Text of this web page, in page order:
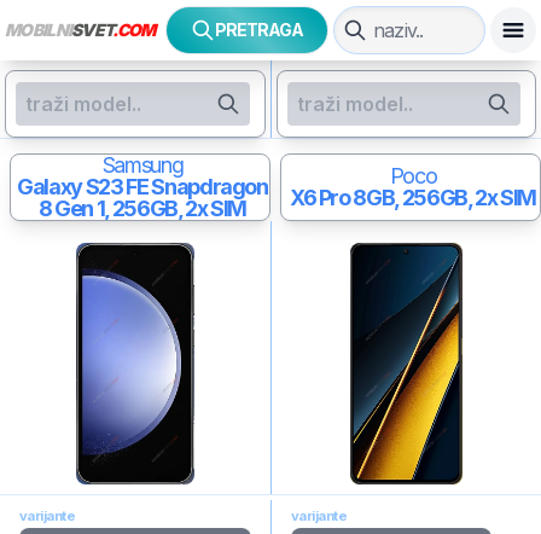
MOBILNISVET.COM PRETRAGA
Samsung
Galaxy S23 FESnapdragon
8 Gen 1, 256GB, 2x SIM
Poco
X6 Pro8GB, 256GB, 2x SIM
varijante varijante